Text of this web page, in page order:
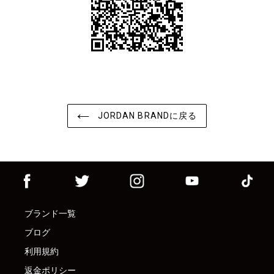
JORDAN BRANDに戻る
ブランド一覧
ブログ
利用規約
返金ポリシー